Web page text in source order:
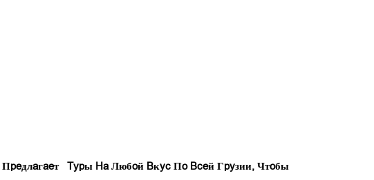
Предлагает Туры На Любой Вкус По Всей Грузии, Чтобы